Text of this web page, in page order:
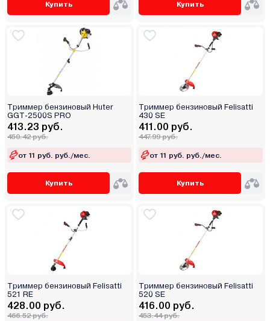
Купить Купить
Триммер бензиновый Huter
GGT-2500S PRO
413.23 руб.
450.42 руб.
от 11 руб. руб./мес.
Купить
Триммер бензиновый Felisatti
430 SE
411.00 руб.
447.99 руб.
от 11 руб. руб./мес.
Купить
Триммер бензиновый Felisatti
521 RE
428.00 руб.
466.52 руб.
Триммер бензиновый Felisatti
520 SE
416.00 руб.
453.44 руб.